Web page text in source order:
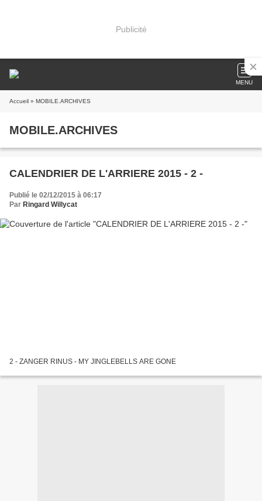
Publicité
MENU
Accueil » MOBILE.ARCHIVES
MOBILE.ARCHIVES
CALENDRIER DE L'ARRIERE 2015 - 2 -
Publié le 02/12/2015 à 06:17
Par Ringard Willycat
2 - ZANGER RINUS - MY JINGLEBELLS ARE GONE